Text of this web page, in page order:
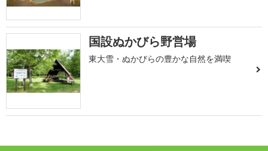
国設ぬかびら野営場
東大雪・ぬかびらの豊かな自然を満喫